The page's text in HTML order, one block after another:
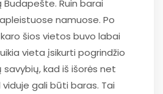
Budapešte. Ruin barai
namuose. Po
šios vietos buvo labai
vieta įsikurti pogrindžio
savybių, kad iš išorės net
gali būti baras. Tai